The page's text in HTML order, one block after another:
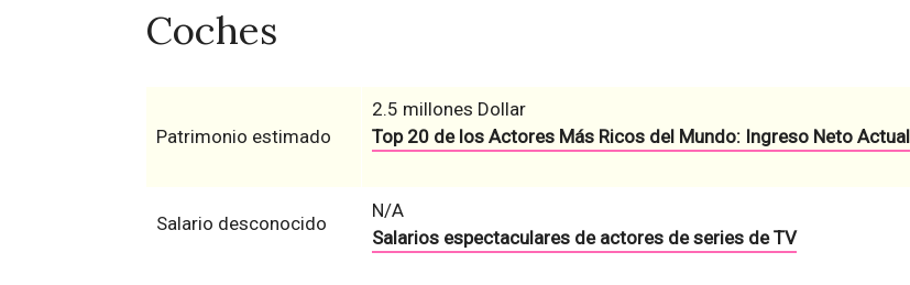
Coches
Patrimonio estimado
2.5 millones Dollar
Top 20 de los Actores Más Ricos del Mundo: Ingreso Neto Actual
Salario desconocido
N/A
Salarios espectaculares de actores de series de TV